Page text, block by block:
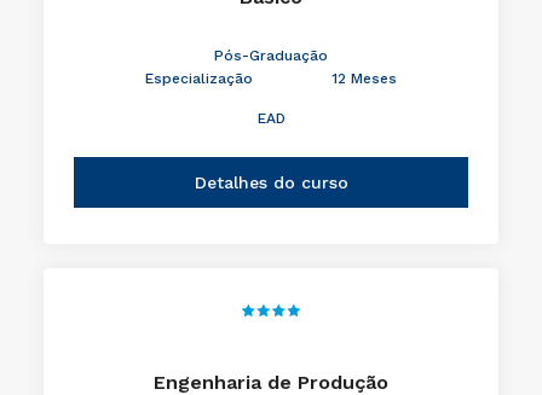
Pós-Graduação
Especialização
12 Meses
EAD
Detalhes do curso
Engenharia de Produção